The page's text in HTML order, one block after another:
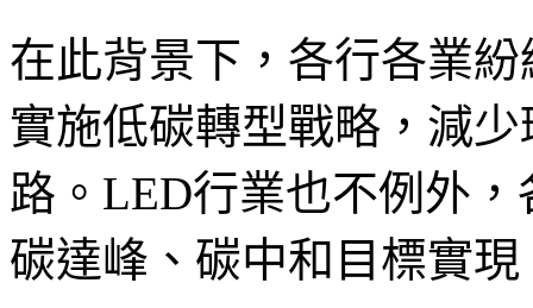
在此背景下，各行各業
實施低碳轉型戰略，減
路。LED行業也不例外
碳達峰、碳中和目標實現